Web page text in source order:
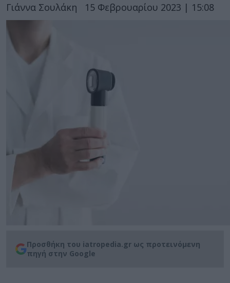
Γιάννα Σουλάκη 15 Φεβρουαρίου 2023 | 15:08
Προσθήκη του iatropedia.gr ως προτεινόμενη
πηγή στην Google